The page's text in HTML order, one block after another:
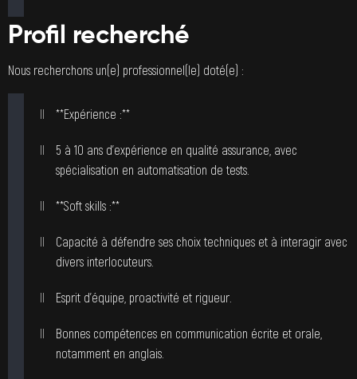
Profil recherché
Nous recherchons un(e) professionnel(le) doté(e) :
**Expérience :**
5 à 10 ans d’expérience en qualité assurance, avec
spécialisation en automatisation de tests.
**Soft skills :**
Capacité à défendre ses choix techniques et à interagir avec
divers interlocuteurs.
Esprit d’équipe, proactivité et rigueur.
Bonnes compétences en communication écrite et orale,
notamment en anglais.